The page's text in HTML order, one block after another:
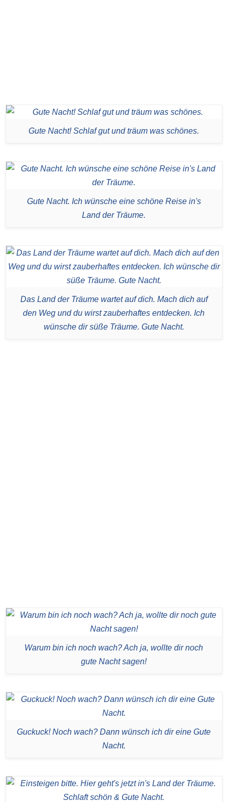
Gute Nacht! Schlaf gut und träum was schönes.
Gute Nacht. Ich wünsche eine schöne Reise in's
Land der Träume.
Das Land der Träume wartet auf dich. Mach dich auf
den Weg und du wirst zauberhaftes entdecken. Ich
wünsche dir süße Träume. Gute Nacht.
Warum bin ich noch wach? Ach ja, wollte dir noch
gute Nacht sagen!
Guckuck! Noch wach? Dann wünsch ich dir eine Gute
Nacht.